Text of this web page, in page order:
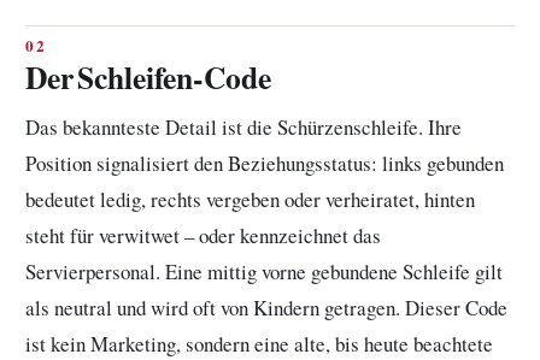
Der Schleifen-Code
Das bekannteste Detail ist die Schürzenschleife. Ihre
Position signalisiert den Beziehungsstatus: links gebunden
bedeutet ledig, rechts vergeben oder verheiratet, hinten
steht für verwitwet – oder kennzeichnet das
Servierpersonal. Eine mittig vorne gebundene Schleife gilt
als neutral und wird oft von Kindern getragen. Dieser Code
ist kein Marketing, sondern eine alte, bis heute beachtete